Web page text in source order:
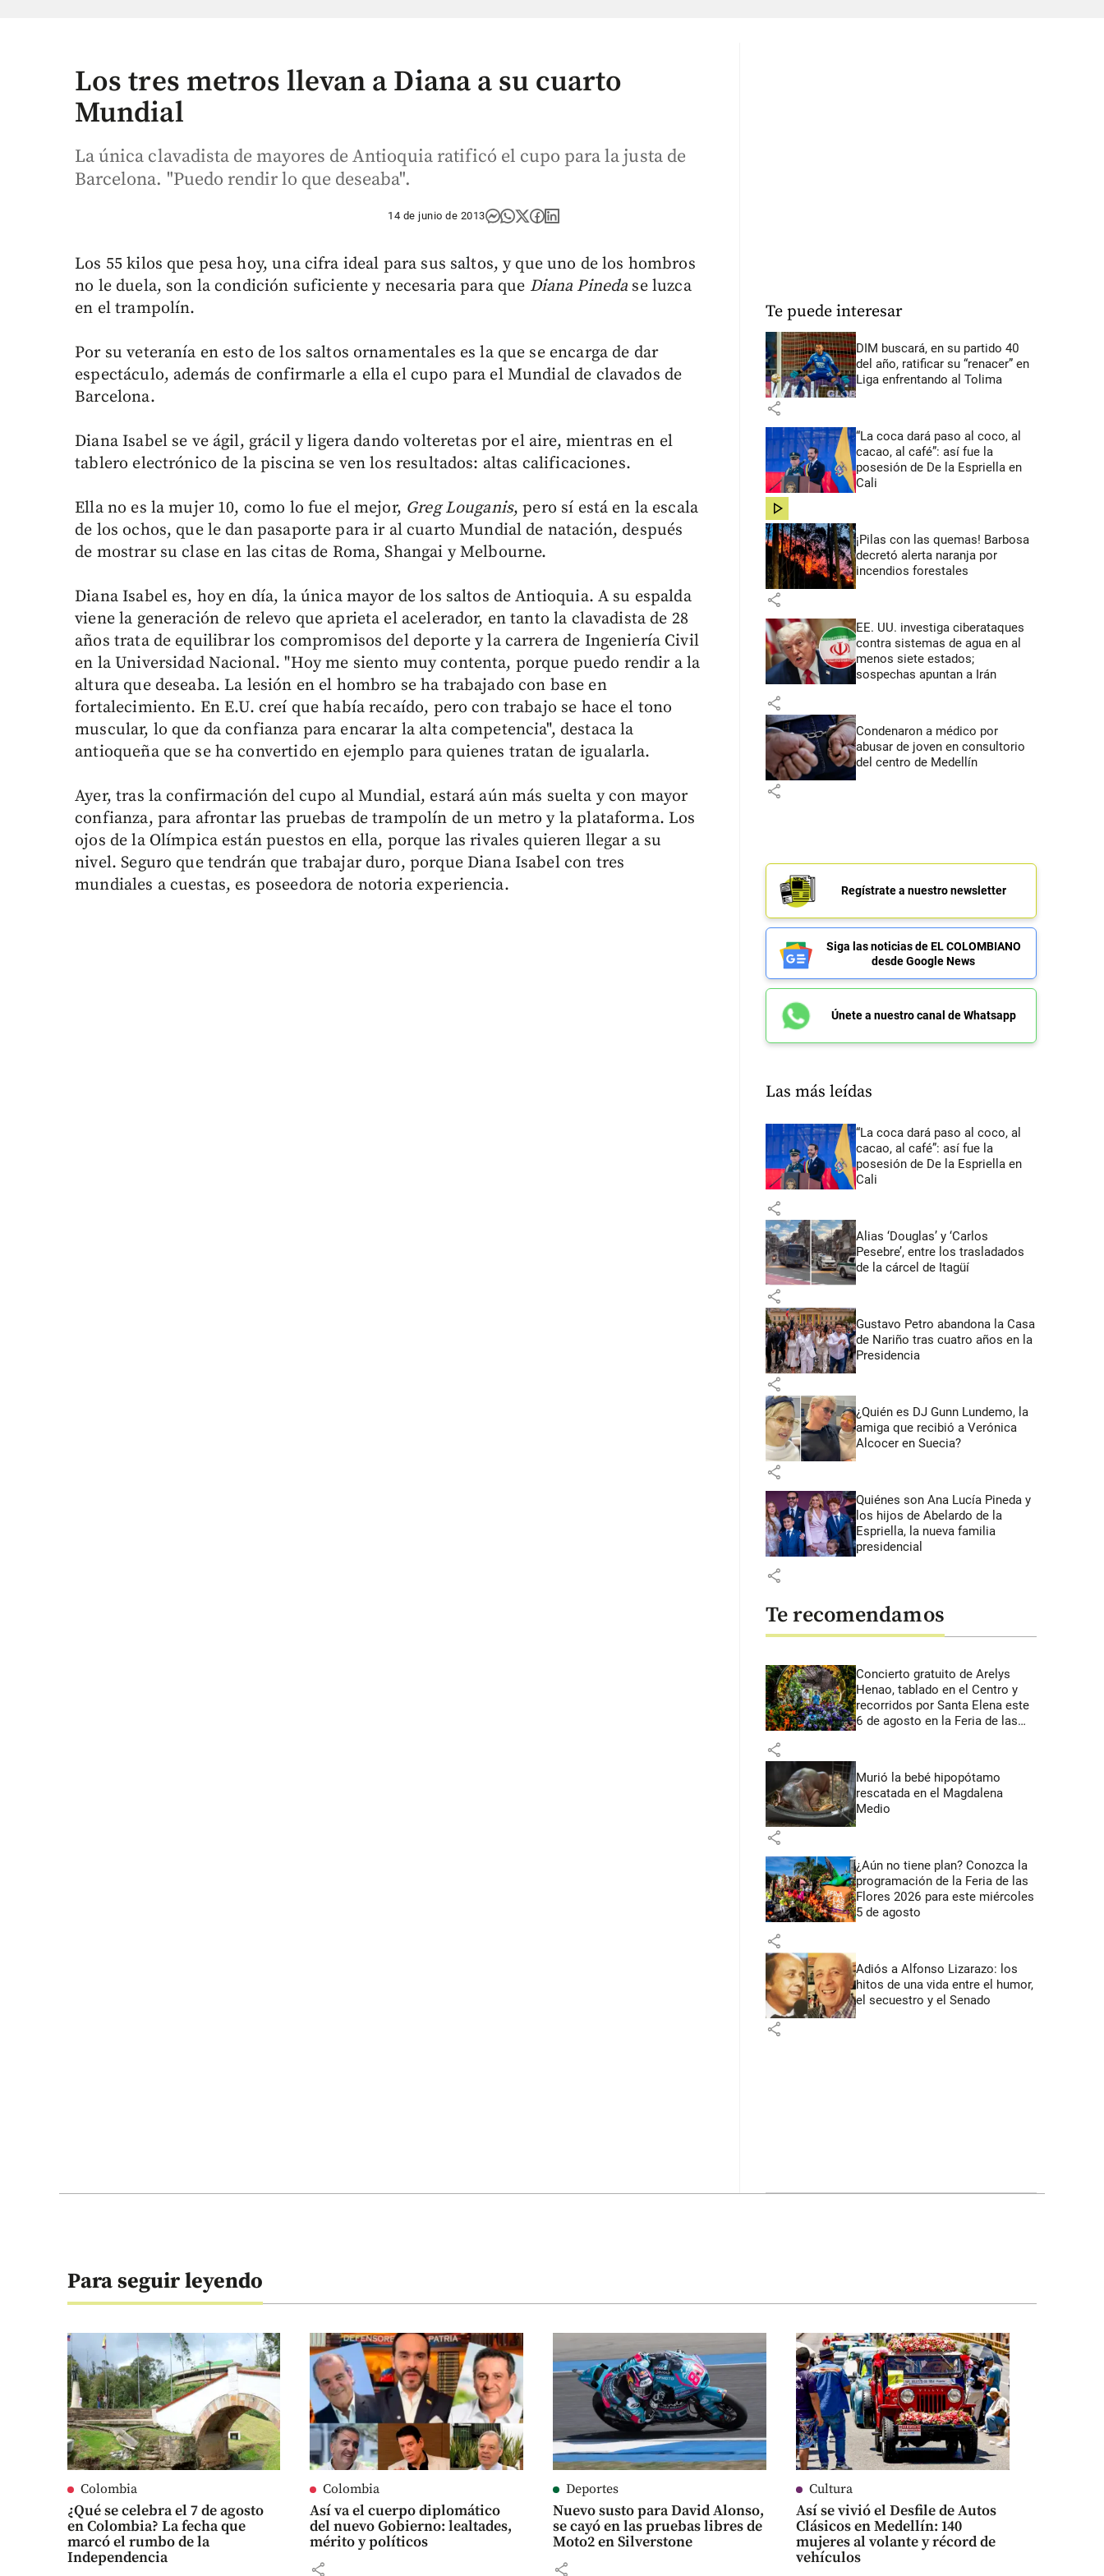
Los tres metros llevan a Diana a su cuarto
Mundial
La única clavadista de mayores de Antioquia ratificó el cupo para la justa de
Barcelona. "Puedo rendir lo que deseaba".
14 de junio de 2013
Los 55 kilos que pesa hoy, una cifra ideal para sus saltos, y que uno de los hombros
no le duela, son la condición suficiente y necesaria para que Diana Pineda se luzca
en el trampolín.
Por su veteranía en esto de los saltos ornamentales es la que se encarga de dar
espectáculo, además de confirmarle a ella el cupo para el Mundial de clavados de
Barcelona.
Diana Isabel se ve ágil, grácil y ligera dando volteretas por el aire, mientras en el
tablero electrónico de la piscina se ven los resultados: altas calificaciones.
Ella no es la mujer 10, como lo fue el mejor, Greg Louganis, pero sí está en la escala
de los ochos, que le dan pasaporte para ir al cuarto Mundial de natación, después
de mostrar su clase en las citas de Roma, Shangai y Melbourne.
Diana Isabel es, hoy en día, la única mayor de los saltos de Antioquia. A su espalda
viene la generación de relevo que aprieta el acelerador, en tanto la clavadista de 28
años trata de equilibrar los compromisos del deporte y la carrera de Ingeniería Civil
en la Universidad Nacional. "Hoy me siento muy contenta, porque puedo rendir a la
altura que deseaba. La lesión en el hombro se ha trabajado con base en
fortalecimiento. En E.U. creí que había recaído, pero con trabajo se hace el tono
muscular, lo que da confianza para encarar la alta competencia", destaca la
antioqueña que se ha convertido en ejemplo para quienes tratan de igualarla.
Ayer, tras la confirmación del cupo al Mundial, estará aún más suelta y con mayor
confianza, para afrontar las pruebas de trampolín de un metro y la plataforma. Los
ojos de la Olímpica están puestos en ella, porque las rivales quieren llegar a su
nivel. Seguro que tendrán que trabajar duro, porque Diana Isabel con tres
mundiales a cuestas, es poseedora de notoria experiencia.
Te puede interesar
DIM buscará, en su partido 40
del año, ratificar su “renacer” en
Liga enfrentando al Tolima
share
“La coca dará paso al coco, al
cacao, al café”: así fue la
posesión de De la Espriella en
Cali
share
¡Pilas con las quemas! Barbosa
decretó alerta naranja por
incendios forestales
share
EE. UU. investiga ciberataques
contra sistemas de agua en al
menos siete estados;
sospechas apuntan a Irán
share
Condenaron a médico por
abusar de joven en consultorio
del centro de Medellín
share
Regístrate a nuestro newsletter
Siga las noticias de EL COLOMBIANO
desde Google News
Únete a nuestro canal de Whatsapp
Las más leídas
“La coca dará paso al coco, al
cacao, al café”: así fue la
posesión de De la Espriella en
Cali
share
Alias ‘Douglas’ y ‘Carlos
Pesebre’, entre los trasladados
de la cárcel de Itagüí
share
Gustavo Petro abandona la Casa
de Nariño tras cuatro años en la
Presidencia
share
¿Quién es DJ Gunn Lundemo, la
amiga que recibió a Verónica
Alcocer en Suecia?
share
Quiénes son Ana Lucía Pineda y
los hijos de Abelardo de la
Espriella, la nueva familia
presidencial
share
Te recomendamos
Concierto gratuito de Arelys
Henao, tablado en el Centro y
recorridos por Santa Elena este
6 de agosto en la Feria de las
share
Murió la bebé hipopótamo
rescatada en el Magdalena
Medio
share
¿Aún no tiene plan? Conozca la
programación de la Feria de las
Flores 2026 para este miércoles
5 de agosto
share
Adiós a Alfonso Lizarazo: los
hitos de una vida entre el humor,
el secuestro y el Senado
share
Para seguir leyendo
Colombia
¿Qué se celebra el 7 de agosto
en Colombia? La fecha que
marcó el rumbo de la
Independencia
Colombia
Así va el cuerpo diplomático
del nuevo Gobierno: lealtades,
mérito y políticos
share
Deportes
Nuevo susto para David Alonso,
se cayó en las pruebas libres de
Moto2 en Silverstone
share
Cultura
Así se vivió el Desfile de Autos
Clásicos en Medellín: 140
mujeres al volante y récord de
vehículos